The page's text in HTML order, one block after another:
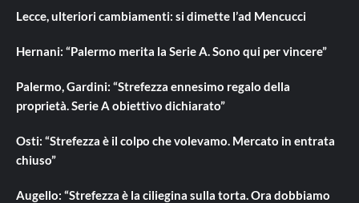
Lecce, ulteriori cambiamenti: si dimette l’ad Mencucci
Hernani: “Palermo merita la Serie A. Sono qui per vincere”
Palermo, Gardini: “Strefezza ennesimo regalo della
proprietà. Serie A obiettivo dichiarato”
Osti: “Strefezza è il colpo che volevamo. Mercato in entrata
chiuso”
Augello: “Strefezza è la ciliegina sulla torta. Ora dobbiamo